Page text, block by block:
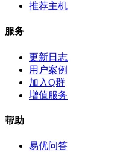
推荐主机
服务
更新日志
用户案例
加入Q群
增值服务
帮助
易优问答